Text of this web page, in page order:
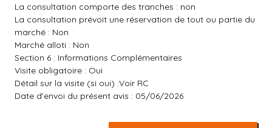
La consultation comporte des tranches : non
La consultation prévoit une réservation de tout ou partie du
marché : Non
Marché alloti : Non
Section 6 : Informations Complémentaires
Visite obligatoire : Oui
Détail sur la visite (si oui) :Voir RC
Date d'envoi du présent avis : 05/06/2026